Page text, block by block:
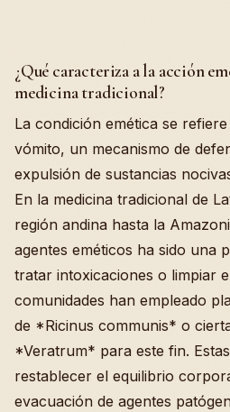
¿Qué caracteriza a la acción
medicina tradicional?
La condición emética se
vómito, un mecanismo de
expulsión de sustancias
En la medicina tradicional de
región andina hasta la
agentes eméticos ha sido una
tratar intoxicaciones o limpiar
comunidades han empleado
de *Ricinus communis* o
*Veratrum* para este fin.
restablecer el equilibrio
evacuación de agentes